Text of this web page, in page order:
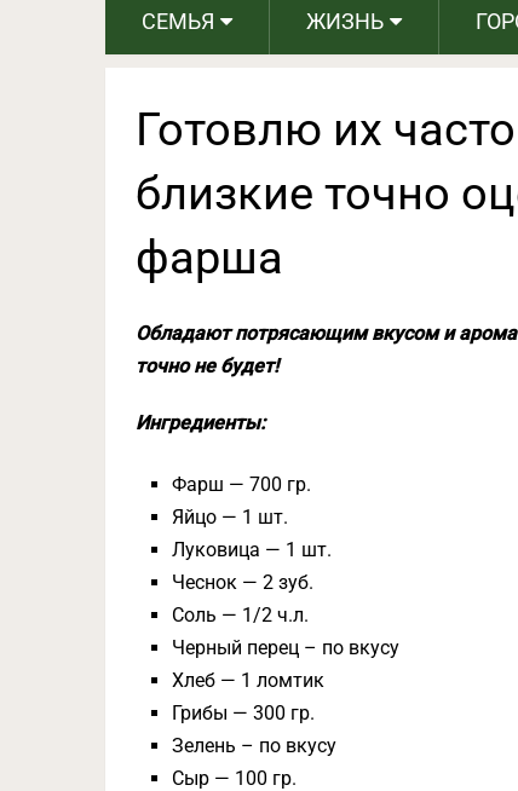
СЕМЬЯ ЖИЗНЬ
Готовлю их
близкие точно
фарша
Обладают потрясающим вкусом и
точно не будет!
Ингредиенты:
Фарш — 700 гр.
Яйцо — 1 шт.
Луковица — 1 шт.
Чеснок — 2 зуб.
Соль — 1/2 ч.л.
Черный перец – по вкусу
Хлеб — 1 ломтик
Грибы — 300 гр.
Зелень – по вкусу
Сыр — 100 гр.